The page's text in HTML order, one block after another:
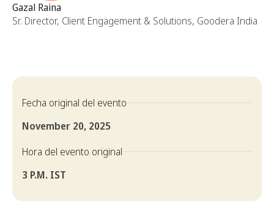
Gazal Raina
Sr. Director, Client Engagement & Solutions, Goodera India
Fecha original del evento
November 20, 2025
Hora del evento original
3 P.M. IST